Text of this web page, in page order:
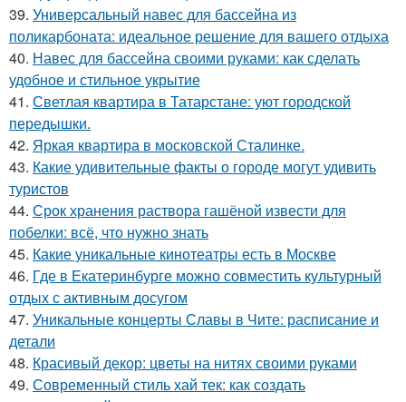
39. Универсальный навес для бассейна из
поликарбоната: идеальное решение для вашего отдыха
40. Навес для бассейна своими руками: как сделать
удобное и стильное укрытие
41. Светлая квартира в Татарстане: уют городской
передышки.
42. Яркая квартира в московской Сталинке.
43. Какие удивительные факты о городе могут удивить
туристов
44. Срок хранения раствора гашёной извести для
побелки: всё, что нужно знать
45. Какие уникальные кинотеатры есть в Москве
46. Где в Екатеринбурге можно совместить культурный
отдых с активным досугом
47. Уникальные концерты Славы в Чите: расписание и
детали
48. Красивый декор: цветы на нитях своими руками
49. Современный стиль хай тек: как создать